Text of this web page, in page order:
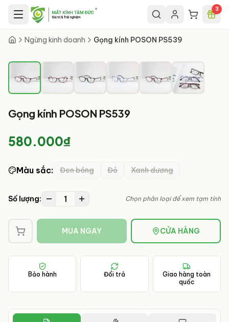
Chuyển đến nội dung chính 3
Ngừng kinh doanh Gọng kính POSON PS539
Gọng kính POSON PS539
580.000₫
Màu sắc: Đen bóng Đỏ Xanh dương
Số lượng: 1 Chọn phân loại để xem tạm tính
MUA NGAY CỬA HÀNG
Bảo hành Đổi trả
Giao hàng toàn
quốc